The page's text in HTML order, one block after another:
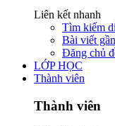
Liên kết nhanh
Tìm kiếm
Bài viết
Đăng chủ
LỚP HỌC
Thành viên
Thành viên